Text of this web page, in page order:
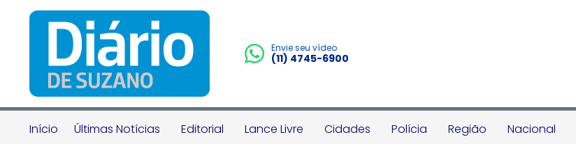
Envie seu vídeo
(11) 4745-6900
Início Últimas Notícias Editorial Lance Livre Cidades Polícia Região Nacional